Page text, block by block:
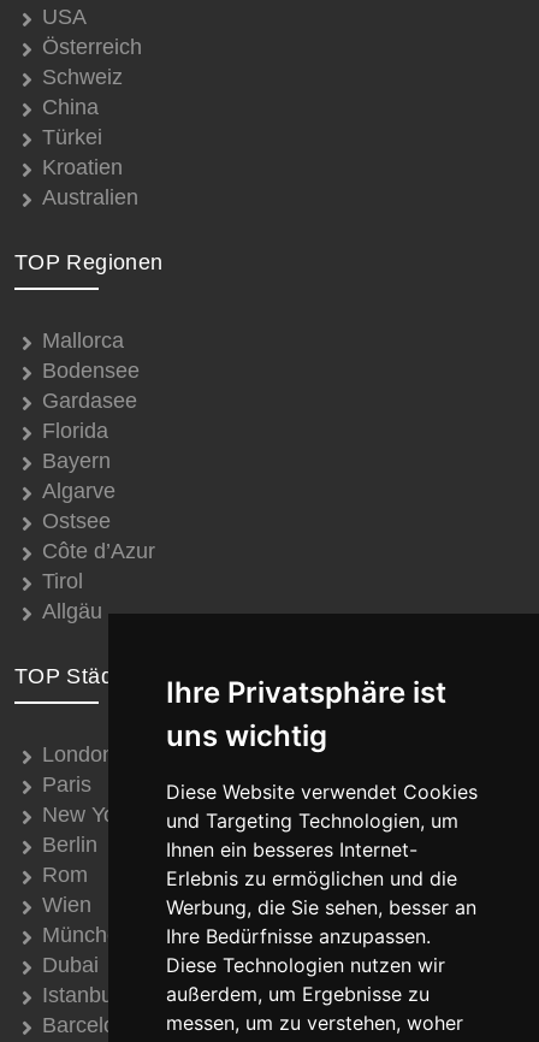
Ihre Privatsphäre ist
uns wichtig
Diese Website verwendet Cookies
und Targeting Technologien, um
Ihnen ein besseres Internet-
Erlebnis zu ermöglichen und die
Werbung, die Sie sehen, besser an
Ihre Bedürfnisse anzupassen.
Diese Technologien nutzen wir
außerdem, um Ergebnisse zu
messen, um zu verstehen, woher
USA
Österreich
Schweiz
China
Türkei
Kroatien
Australien
TOP Regionen
Mallorca
Bodensee
Gardasee
Florida
Bayern
Algarve
Ostsee
Côte d’Azur
Tirol
Allgäu
TOP Städte
London
Paris
New York
Berlin
Rom
Wien
München
Dubai
Istanbul
Barcelona